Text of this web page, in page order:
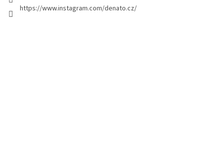
https://www.instagram.com/denato.cz/